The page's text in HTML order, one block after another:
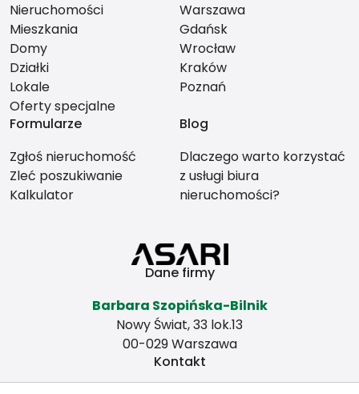
Nieruchomości
Mieszkania
Domy
Działki
Lokale
Oferty specjalne
Warszawa
Gdańsk
Wrocław
Kraków
Poznań
Formularze
Zgłoś nieruchomość
Zleć poszukiwanie
Kalkulator
Blog
Dlaczego warto korzystać
z usługi biura
nieruchomości?
Dane firmy
Barbara Szopińska-Bilnik
Nowy Świat, 33 lok.13
00-029 Warszawa
Kontakt